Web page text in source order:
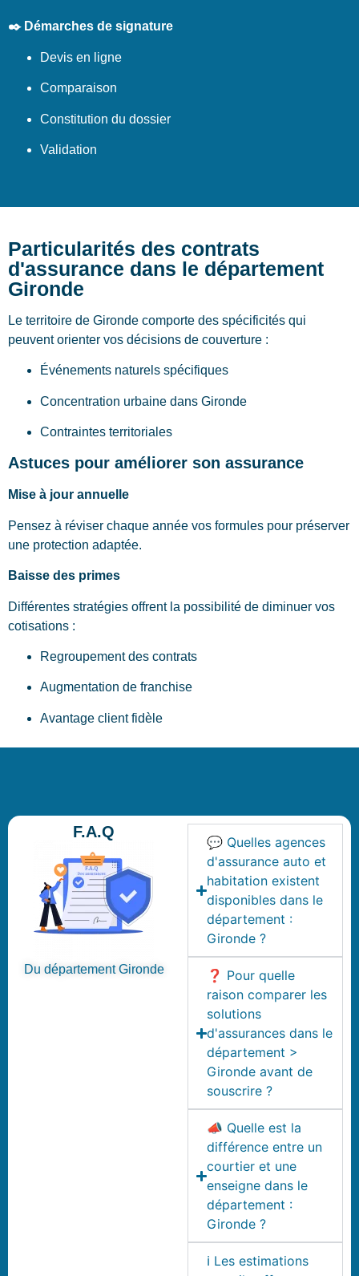
✒️ Démarches de signature
Devis en ligne
Comparaison
Constitution du dossier
Validation
Particularités des contrats
d'assurance dans le département
Gironde
Le territoire de Gironde comporte des spécificités qui
peuvent orienter vos décisions de couverture :
Événements naturels spécifiques
Concentration urbaine dans Gironde
Contraintes territoriales
Astuces pour améliorer son assurance
Mise à jour annuelle
Pensez à réviser chaque année vos formules pour préserver
une protection adaptée.
Baisse des primes
Différentes stratégies offrent la possibilité de diminuer vos
cotisations :
Regroupement des contrats
Augmentation de franchise
Avantage client fidèle
F.A.Q
Du département Gironde
💬 Quelles agences
d'assurance auto et
habitation existent
disponibles dans le
département :
Gironde ?
❓ Pour quelle
raison comparer les
solutions
d'assurances dans le
département >
Gironde avant de
souscrire ?
📣 Quelle est la
différence entre un
courtier et une
enseigne dans le
département :
Gironde ?
ℹ️ Les estimations